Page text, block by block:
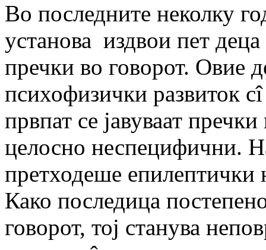
Во последните неколку
установа издвои пет
пречки во говорот. Овие
психофизички развиток
првпат се јавуваат
целосно неспецифични.
претходеше епилептички
Како последица
говорот, тој станува